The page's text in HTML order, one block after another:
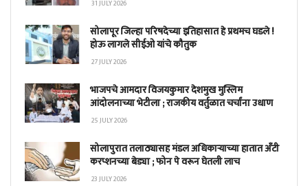
31 JULY 2026
सोलापूर जिल्हा परिषदेच्या इतिहासात हे प्रथमच घडले !
होऊ लागले सीईओ यांचे कौतुक
27 JULY 2026
भाजपचे आमदार विजयकुमार देशमुख मुस्लिम
आंदोलनाच्या भेटीला ; राजकीय वर्तुळात चर्चांना उधाण
25 JULY 2026
सोलापुरात तलाठ्यासह मंडल अधिकाऱ्याच्या हातात अँटी
करप्शनच्या बेड्या ; फोन पे वरून घेतली लाच
23 JULY 2026